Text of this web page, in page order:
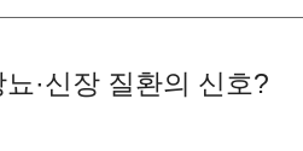
뇨·신장 질환의 신호?